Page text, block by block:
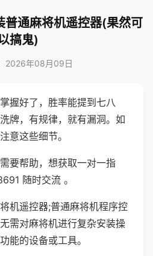
普通麻将机遥控器(果然可
搞鬼)
2026年08月09日
握好了，胜率能提到七八
牌，有规律，就有漏洞。如
意这些细节。
要帮助，想获取一对一指
随时交流 。
机遥控器;普通麻将机程序控
需对麻将机进行复杂安装操
能的设备或工具。